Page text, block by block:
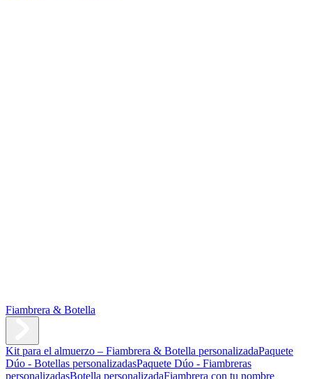
Fiambrera & Botella
Kit para el almuerzo – Fiambrera & Botella personalizadaPaquete
Dúo - Botellas personalizadasPaquete Dúo - Fiambreras
personalizadasBotella personalizadaFiambrera con tu nombre